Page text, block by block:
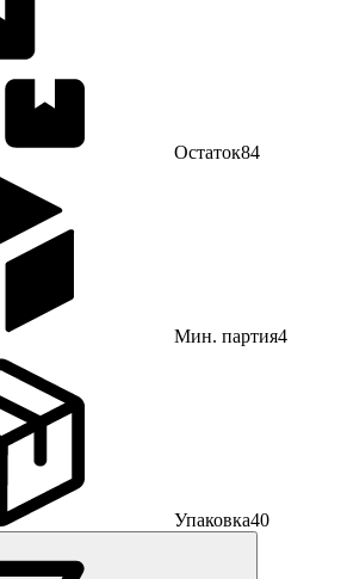
Остаток84
Мин. партия4
Упаковка40